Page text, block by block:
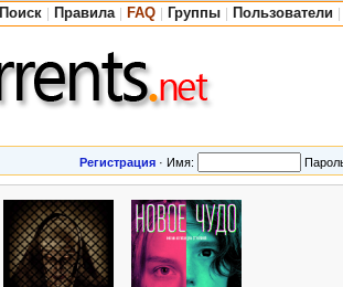
Поиск Правила FAQ Группы Пользователи
Регистрация · Имя: